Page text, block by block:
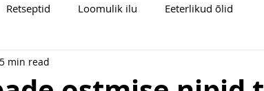
Retseptid Loomulik ilu Eeterlikud õlid
5 min read